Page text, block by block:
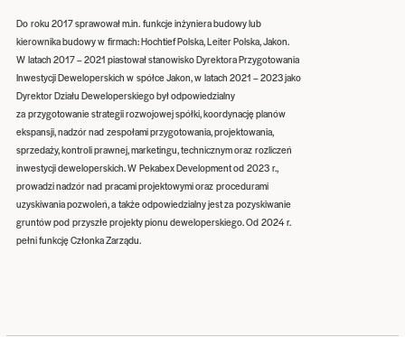
Do roku 2017 sprawował m.in. funkcje inżyniera budowy lub
kierownika budowy w firmach: Hochtief Polska, Leiter Polska, Jakon.
W latach 2017 – 2021 piastował stanowisko Dyrektora Przygotowania
Inwestycji Deweloperskich w spółce Jakon, w latach 2021 – 2023 jako
Dyrektor Działu Deweloperskiego był odpowiedzialny
za przygotowanie strategii rozwojowej spółki, koordynację planów
ekspansji, nadzór nad zespołami przygotowania, projektowania,
sprzedaży, kontroli prawnej, marketingu, technicznym oraz rozliczeń
inwestycji deweloperskich. W Pekabex Development od 2023 r.,
prowadzi nadzór nad pracami projektowymi oraz procedurami
uzyskiwania pozwoleń, a także odpowiedzialny jest za pozyskiwanie
gruntów pod przyszłe projekty pionu deweloperskiego. Od 2024 r.
pełni funkcję Członka Zarządu.